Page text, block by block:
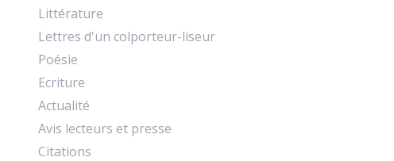
Littérature
Lettres d'un colporteur-liseur
Poésie
Ecriture
Actualité
Avis lecteurs et presse
Citations